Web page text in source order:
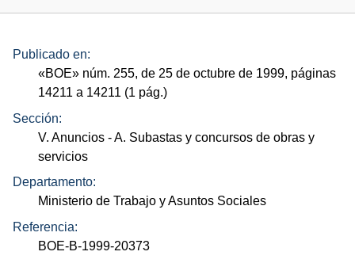
Publicado en:
«BOE» núm. 255, de 25 de octubre de 1999, páginas
14211 a 14211 (1 pág.)
Sección:
V. Anuncios - A. Subastas y concursos de obras y
servicios
Departamento:
Ministerio de Trabajo y Asuntos Sociales
Referencia:
BOE-B-1999-20373